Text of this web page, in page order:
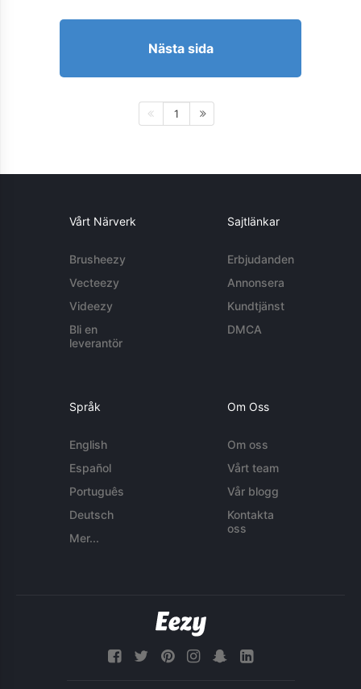
Nästa sida
1
Vårt Närverk
Brusheezy
Vecteezy
Videezy
Bli en
leverantör
Sajtlänkar
Erbjudanden
Annonsera
Kundtjänst
DMCA
Språk
English
Español
Português
Deutsch
Mer...
Om Oss
Om oss
Vårt team
Vår blogg
Kontakta
oss